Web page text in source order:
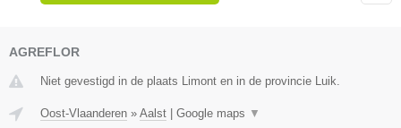
AGREFLOR
Niet gevestigd in de plaats Limont en in de provincie Luik.
Oost-Vlaanderen » Aalst Google maps ▼